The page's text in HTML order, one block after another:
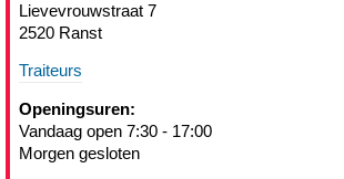
Lievevrouwstraat 7
2520 Ranst
Traiteurs
Openingsuren:
Vandaag open 7:30 - 17:00
Morgen gesloten